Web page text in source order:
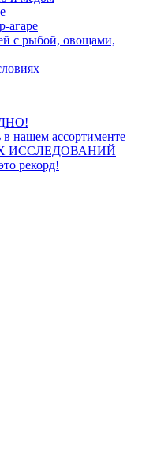
агаре
с рыбой, овощами,
нашем ассортименте
ИССЛЕДОВАНИЙ
рекорд!